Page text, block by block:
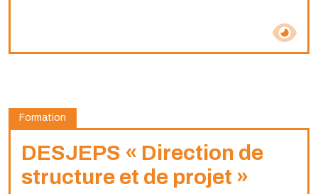
Formation
DESJEPS « Direction de
structure et de projet »